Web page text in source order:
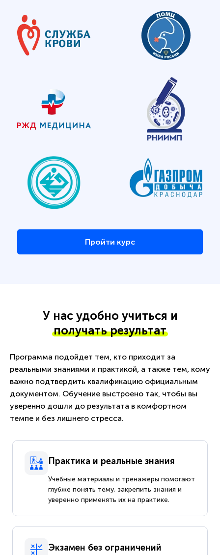
Пройти курс
У нас удобно учиться и
получать результат
Программа подойдет тем, кто приходит за
реальными знаниями и практикой, а также тем, кому
важно подтвердить квалификацию официальным
документом. Обучение выстроено так, чтобы вы
уверенно дошли до результата в комфортном
темпе и без лишнего стресса.
Практика и реальные знания
Учебные материалы и тренажеры помогают
глубже понять тему, закрепить знания и
уверенно применять их на практике.
Экзамен без ограничений